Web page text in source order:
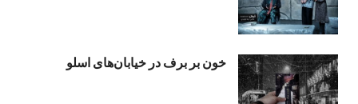
خون بر برف در خیابان‌های اسلو